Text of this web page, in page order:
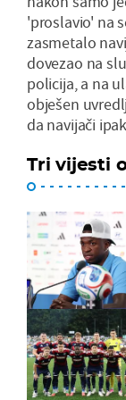
'proslavio' na
zasmetalo
dovezao na
policija, a na
obješen
da navijači
Tri vijesti